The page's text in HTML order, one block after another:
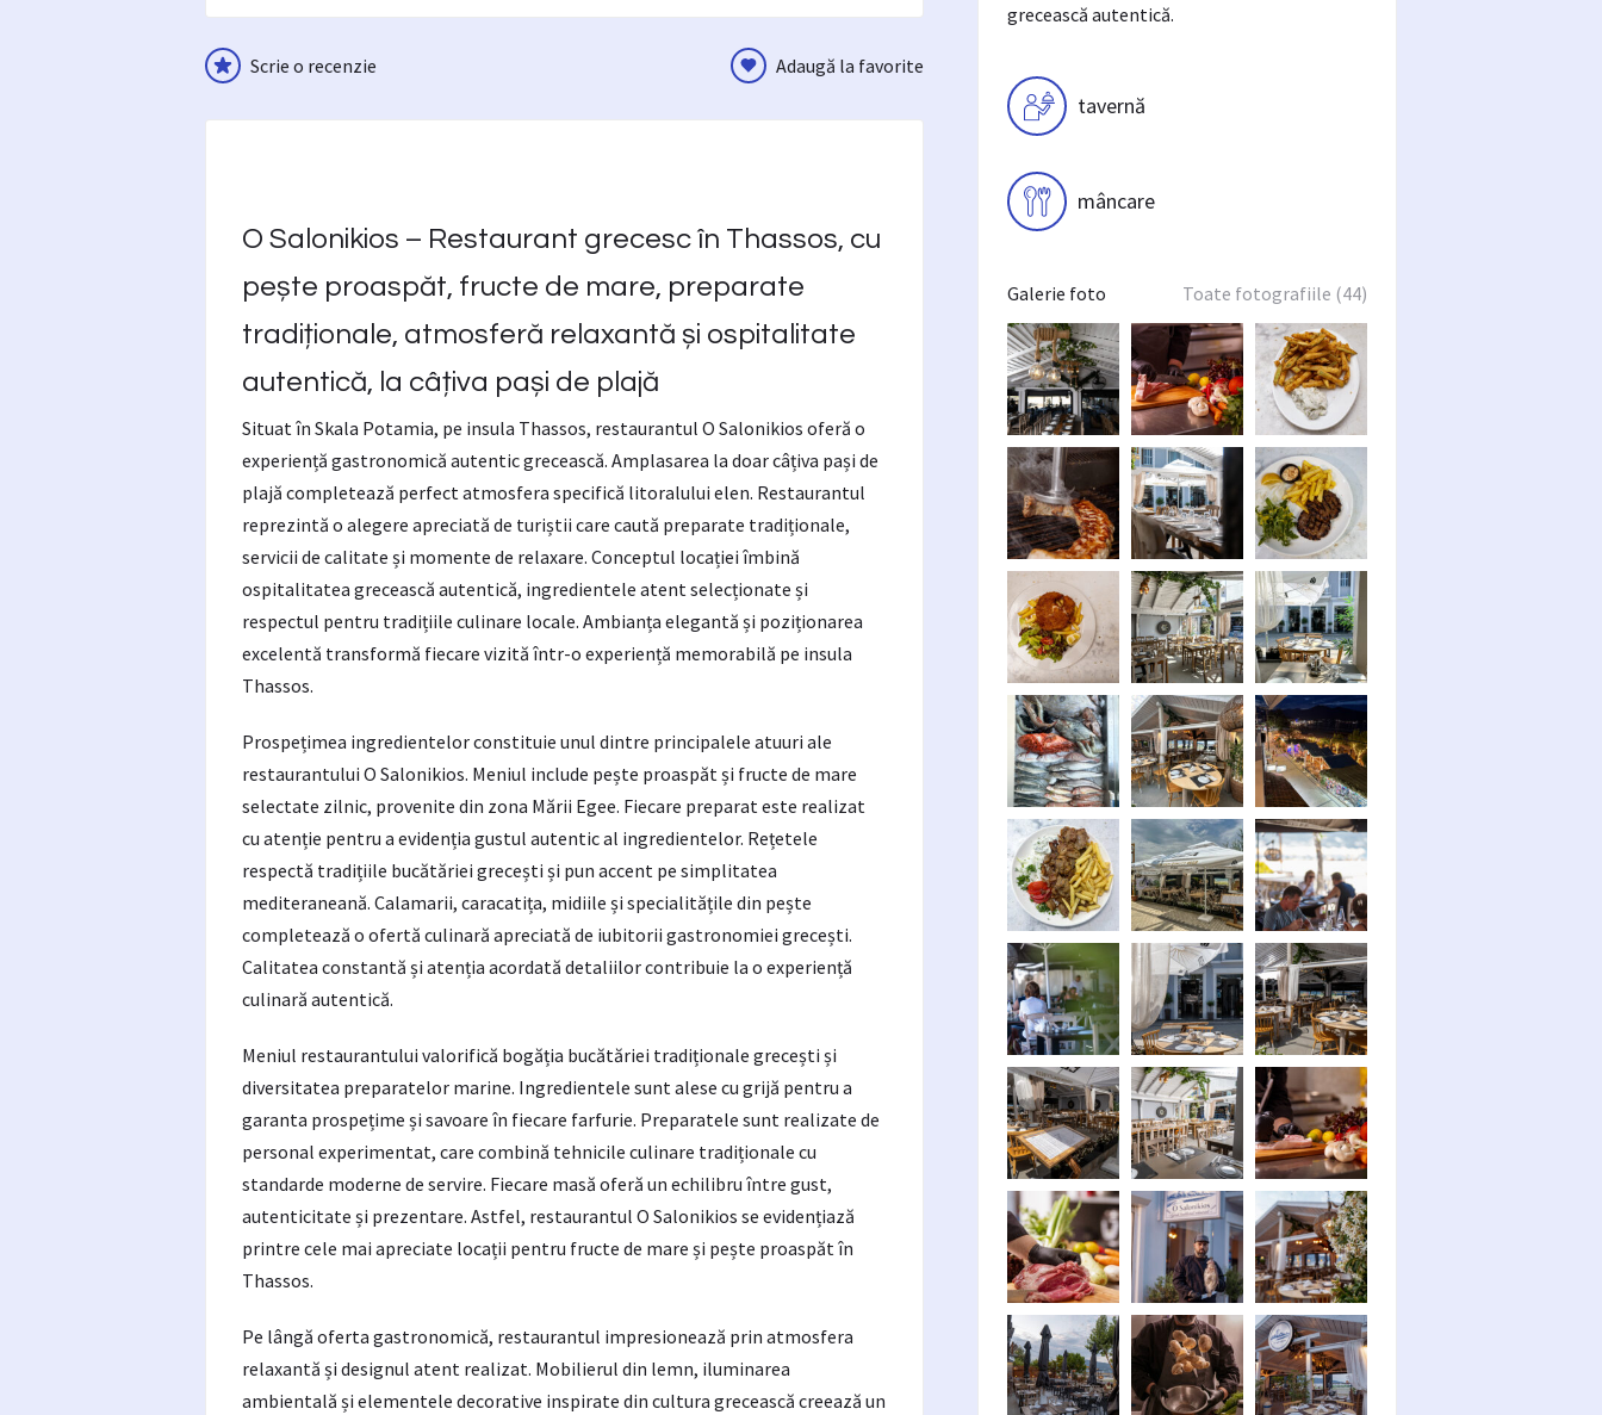
Scrie o recenzie Adaugă la favorite
O Salonikios – Restaurant grecesc în Thassos, cu
pește proaspăt, fructe de mare, preparate
tradiționale, atmosferă relaxantă și ospitalitate
autentică, la câțiva pași de plajă
Situat în Skala Potamia, pe insula Thassos, restaurantul O Salonikios oferă o
experiență gastronomică autentic grecească. Amplasarea la doar câțiva pași de
plajă completează perfect atmosfera specifică litoralului elen. Restaurantul
reprezintă o alegere apreciată de turiștii care caută preparate tradiționale,
servicii de calitate și momente de relaxare. Conceptul locației îmbină
ospitalitatea grecească autentică, ingredientele atent selecționate și
respectul pentru tradițiile culinare locale. Ambianța elegantă și poziționarea
excelentă transformă fiecare vizită într-o experiență memorabilă pe insula
Thassos.
Prospețimea ingredientelor constituie unul dintre principalele atuuri ale
restaurantului O Salonikios. Meniul include pește proaspăt și fructe de mare
selectate zilnic, provenite din zona Mării Egee. Fiecare preparat este realizat
cu atenție pentru a evidenția gustul autentic al ingredientelor. Rețetele
respectă tradițiile bucătăriei grecești și pun accent pe simplitatea
mediteraneană. Calamarii, caracatița, midiile și specialitățile din pește
completează o ofertă culinară apreciată de iubitorii gastronomiei grecești.
Calitatea constantă și atenția acordată detaliilor contribuie la o experiență
culinară autentică.
Meniul restaurantului valorifică bogăția bucătăriei tradiționale grecești și
diversitatea preparatelor marine. Ingredientele sunt alese cu grijă pentru a
garanta prospețime și savoare în fiecare farfurie. Preparatele sunt realizate de
personal experimentat, care combină tehnicile culinare tradiționale cu
standarde moderne de servire. Fiecare masă oferă un echilibru între gust,
autenticitate și prezentare. Astfel, restaurantul O Salonikios se evidențiază
printre cele mai apreciate locații pentru fructe de mare și pește proaspăt în
Thassos.
Pe lângă oferta gastronomică, restaurantul impresionează prin atmosfera
relaxantă și designul atent realizat. Mobilierul din lemn, iluminarea
ambientală și elementele decorative inspirate din cultura grecească creează un
grecească autentică.
tavernă
mâncare
Galerie foto Toate fotografiile (44)